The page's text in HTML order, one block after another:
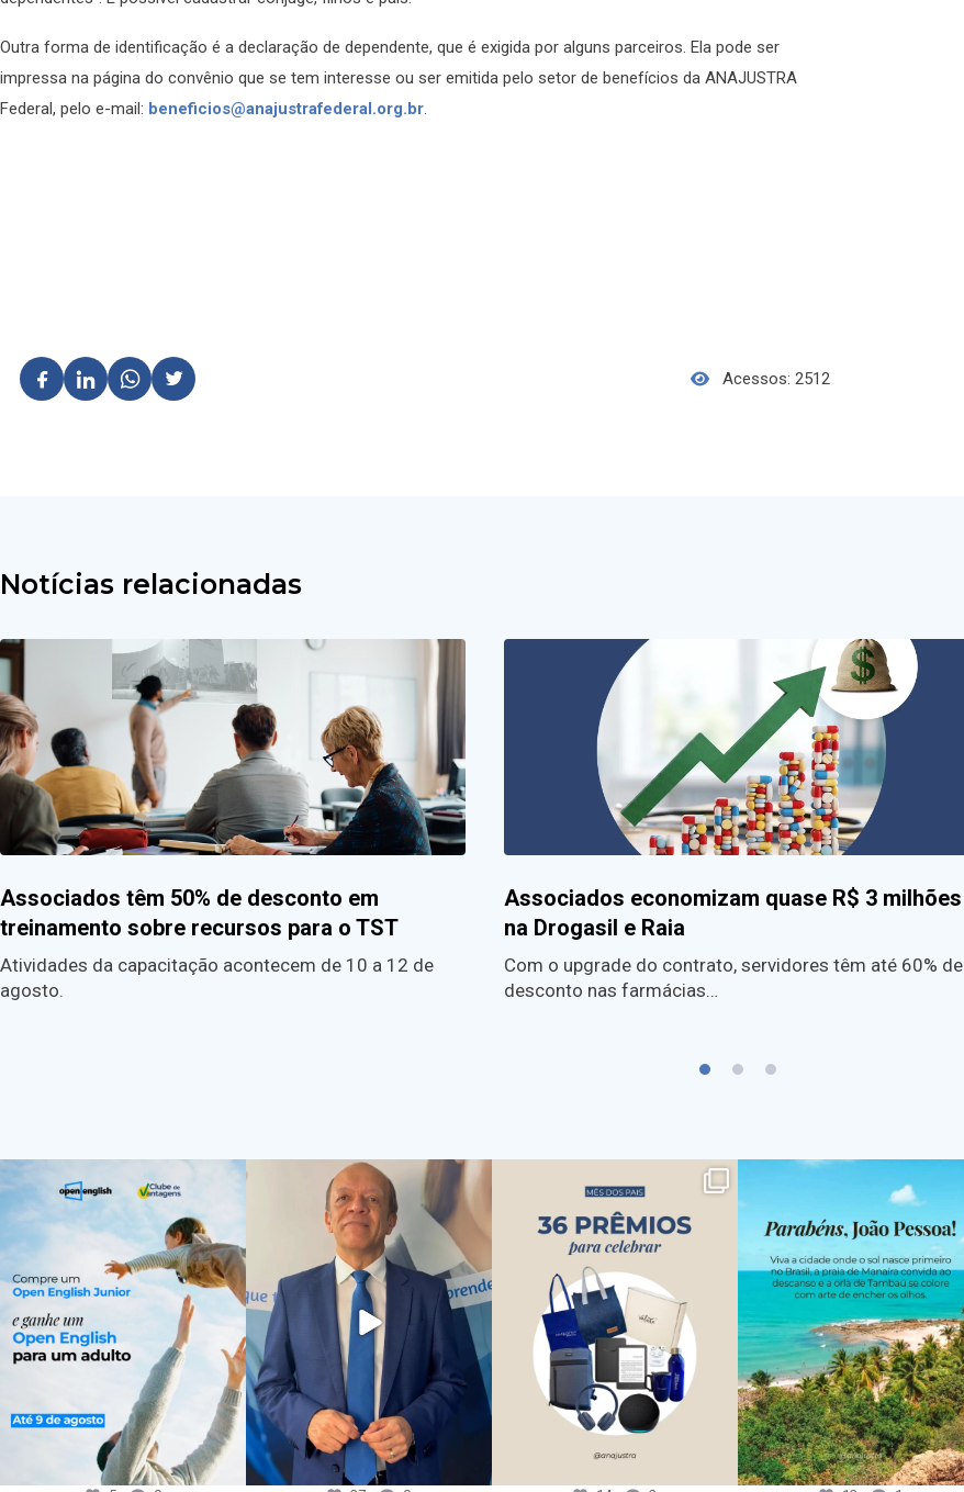
Outra forma de identificação é a declaração de dependente, que é exigida por alguns parceiros. Ela pode ser
impressa na página do convênio que se tem interesse ou ser emitida pelo setor de benefícios da ANAJUSTRA
Federal, pelo e-mail: beneficios@anajustrafederal.org.br.
Acessos: 2512
Notícias relacionadas
Associados têm 50% de desconto em
treinamento sobre recursos para o TST
Atividades da capacitação acontecem de 10 a 12 de
agosto.
Associados economizam quase R$ 3 milhões
na Drogasil e Raia
Com o upgrade do contrato, servidores têm até 60% de
desconto nas farmácias…